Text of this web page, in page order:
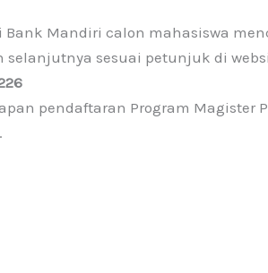
Mandiri calon mahasiswa
sesuai petunjuk di
pendaftaran Program Magister